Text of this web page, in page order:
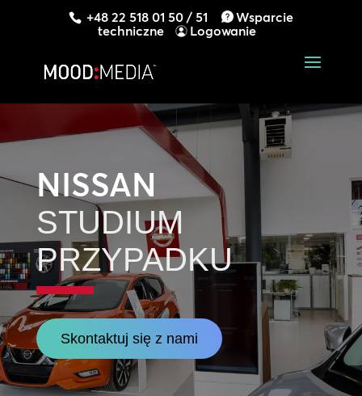
+48 22 518 01 50 / 51
Wsparcie
techniczne
Logowanie
NISSAN
STUDIUM
PRZYPADKU
Skontaktuj się z nami